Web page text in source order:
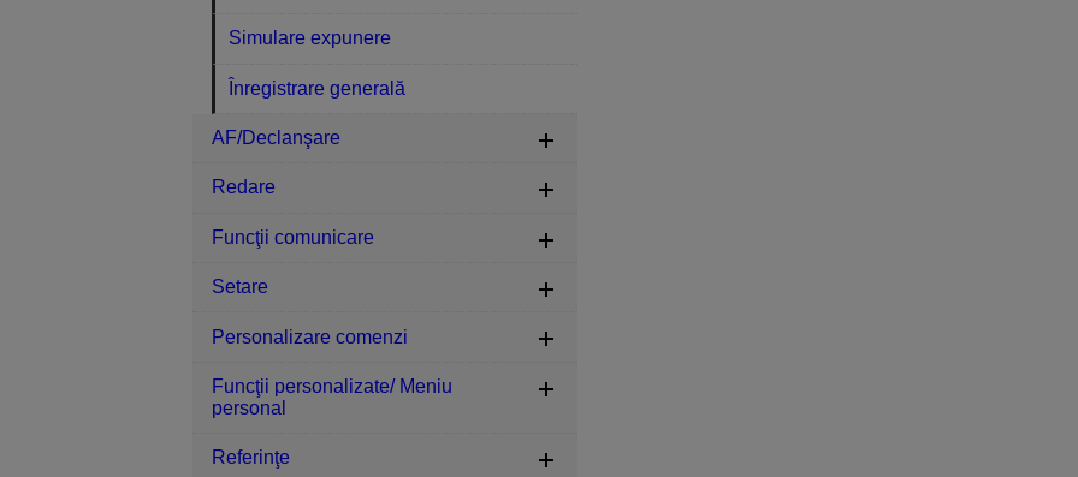
Simulare expunere
Înregistrare generală
AF/Declanşare
Redare
Funcţii comunicare
Setare
Personalizare comenzi
Funcţii personalizate/ Meniu
personal
Referinţe